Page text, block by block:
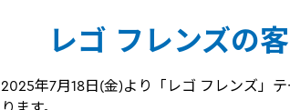
レゴ フレンズの
2025年7月18日(金)より「レゴ フレンズ」